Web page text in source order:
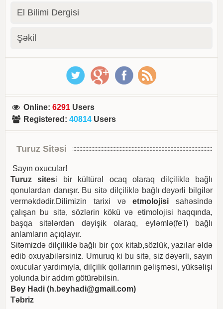
El Bilimi Dergisi
Şəkil
Online:6291 Users
Registered :40814 Users
Turuz Sitəsi
Sayın oxucular!
Turuz sitesi bir kültürəl ocaq olaraq dilçiliklə bağlı
qonulardan danışır. Bu sitə dilçiliklə bağlı dəyərli bilgilər
verməkdədir.Dilimizin tarixi vəetmolojisi sahəsində
çalışan bu sitə, sözlərin kökü və etimolojisi haqqında,
başqa sitələrdən dəyişik olaraq, eyləmlə(fe'l) bağlı
anlamların açıqlayır.
Sitəmizdə dilçiliklə bağlı bir çox kitab,sözlük, yazılar əldə
edib oxuyabilərsiniz. Umuruq ki bu sitə, siz dəyərli, sayın
oxucular yardımıyla, dilçilik qollarının gəlişməsi, yüksəlişi
yolunda bir addım götürəbilsin.
Bey Hadi (h.beyhadi@gmail.com)
Təbriz